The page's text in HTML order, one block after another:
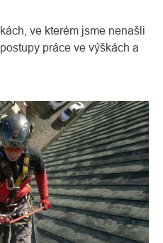
ve kterém jsme nenašli
práce ve výškách a